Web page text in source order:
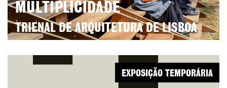
MULTIPLICIDADE
TRIENAL DE ARQUITETURA DE LISBOA
EXPOSIÇÃO TEMPORÁRIA